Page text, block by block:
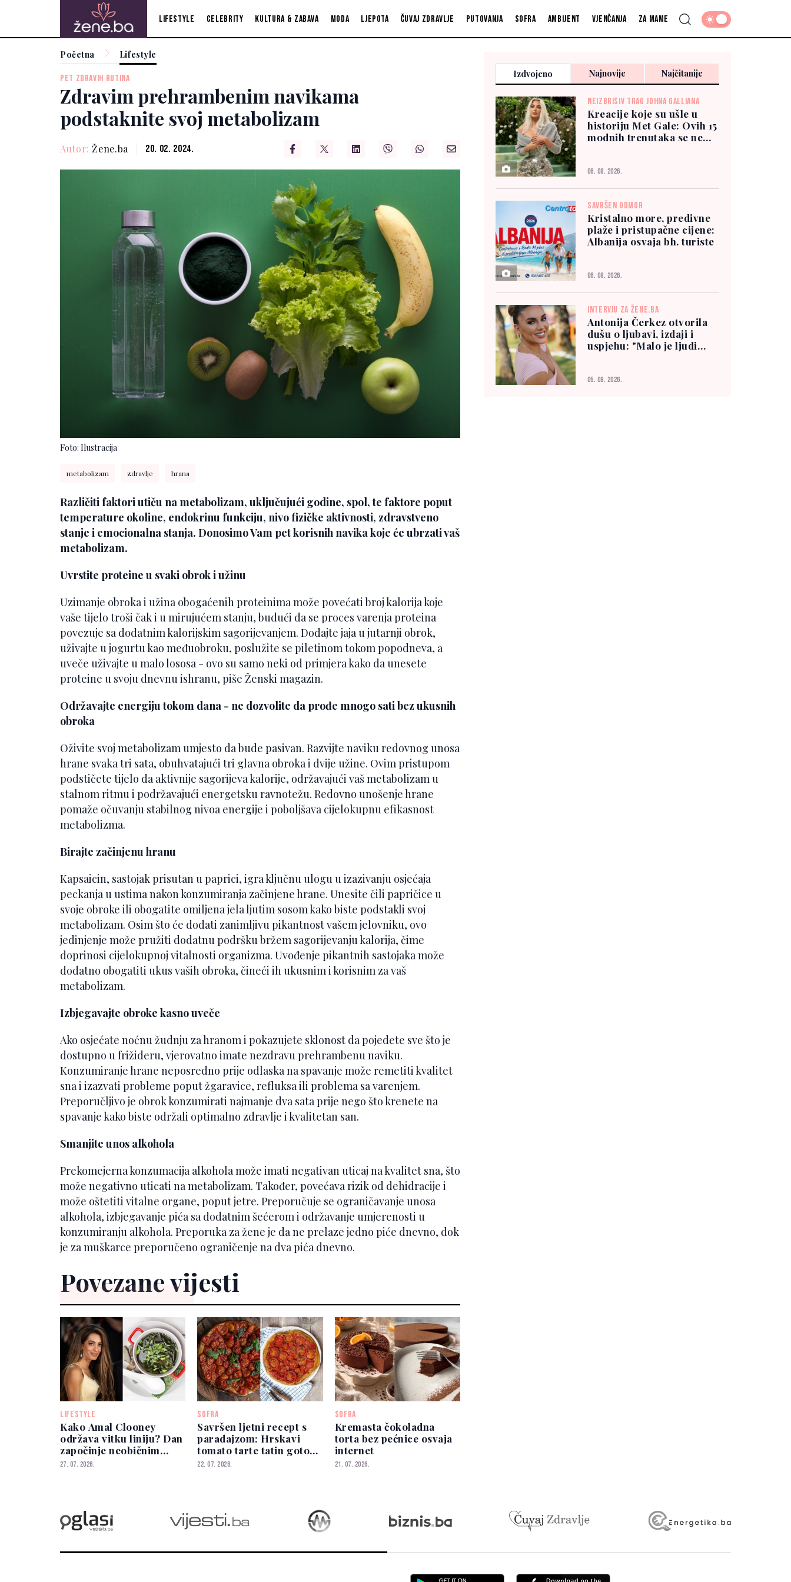
Lifestyle Celebrity Kultura & zabava Moda Ljepota Čuvaj zdravlje Putovanja Sofra Ambijent Vjenčanja Za mame
Početna Lifestyle
PET ZDRAVIH RUTINA
Zdravim prehrambenim navikama
podstaknite svoj metabolizam
Autor: Žene.ba 20. 02. 2024.
Foto: Ilustracija
metabolizam zdravlje hrana
Različiti faktori utiču na metabolizam, uključujući godine, spol, te faktore poput
temperature okoline, endokrinu funkciju, nivo fizičke aktivnosti, zdravstveno
stanje i emocionalna stanja. Donosimo Vam pet korisnih navika koje će ubrzati vaš
metabolizam.
Uvrstite proteine u svaki obrok i užinu
Uzimanje obroka i užina obogaćenih proteinima može povećati broj kalorija koje
vaše tijelo troši čak i u mirujućem stanju, budući da se proces varenja proteina
povezuje sa dodatnim kalorijskim sagorijevanjem. Dodajte jaja u jutarnji obrok,
uživajte u jogurtu kao međuobroku, poslužite se piletinom tokom popodneva, a
uveče uživajte u malo lososa - ovo su samo neki od primjera kako da unesete
proteine u svoju dnevnu ishranu, piše Ženski magazin.
Održavajte energiju tokom dana - ne dozvolite da prođe mnogo sati bez ukusnih
obroka
Oživite svoj metabolizam umjesto da bude pasivan. Razvijte naviku redovnog unosa
hrane svaka tri sata, obuhvatajući tri glavna obroka i dvije užine. Ovim pristupom
podstičete tijelo da aktivnije sagorijeva kalorije, održavajući vaš metabolizam u
stalnom ritmu i podržavajući energetsku ravnotežu. Redovno unošenje hrane
pomaže očuvanju stabilnog nivoa energije i poboljšava cijelokupnu efikasnost
metabolizma.
Birajte začinjenu hranu
Kapsaicin, sastojak prisutan u paprici, igra ključnu ulogu u izazivanju osjećaja
peckanja u ustima nakon konzumiranja začinjene hrane. Unesite čili papričice u
svoje obroke ili obogatite omiljena jela ljutim sosom kako biste podstakli svoj
metabolizam. Osim što će dodati zanimljivu pikantnost vašem jelovniku, ovo
jedinjenje može pružiti dodatnu podršku bržem sagorijevanju kalorija, čime
doprinosi cijelokupnoj vitalnosti organizma. Uvođenje pikantnih sastojaka može
dodatno obogatiti ukus vaših obroka, čineći ih ukusnim i korisnim za vaš
metabolizam.
Izbjegavajte obroke kasno uveče
Ako osjećate noćnu žudnju za hranom i pokazujete sklonost da pojedete sve što je
dostupno u frižideru, vjerovatno imate nezdravu prehrambenu naviku.
Konzumiranje hrane neposredno prije odlaska na spavanje može remetiti kvalitet
sna i izazvati probleme poput žgaravice, refluksa ili problema sa varenjem.
Preporučljivo je obrok konzumirati najmanje dva sata prije nego što krenete na
spavanje kako biste održali optimalno zdravlje i kvalitetan san.
Smanjite unos alkohola
Prekomejerna konzumacija alkohola može imati negativan uticaj na kvalitet sna, što
može negativno uticati na metabolizam. Također, povećava rizik od dehidracije i
može oštetiti vitalne organe, poput jetre. Preporučuje se ograničavanje unosa
alkohola, izbjegavanje pića sa dodatnim šećerom i održavanje umjerenosti u
konzumiranju alkohola. Preporuka za žene je da ne prelaze jedno piće dnevno, dok
je za muškarce preporučeno ograničenje na dva pića dnevno.
Povezane vijesti
LIFESTYLE
Kako Amal Clooney
održava vitku liniju? Dan
započinje neobičnim
doručkom
27. 07. 2026.
SOFRA
Savršen ljetni recept s
paradajzom: Hrskavi
tomato tarte tatin gotov
za tren
22. 07. 2026.
SOFRA
Kremasta čokoladna
torta bez pećnice osvaja
internet
21. 07. 2026.
Izdvojeno Najnovije Najčitanije
NEIZBRISIV TRAG JOHNA GALLIANA
Kreacije koje su ušle u
historiju Met Gale: Ovih 15
modnih trenutaka se ne
06. 08. 2026.
SAVRŠEN ODMOR
Kristalno more, predivne
plaže i pristupačne cijene:
Albanija osvaja bh. turiste
06. 08. 2026.
INTERVJU ZA ŽENE.BA
Antonija Čerkez otvorila
dušu o ljubavi, izdaji i
uspjehu: "Malo je ljudi
05. 08. 2026.